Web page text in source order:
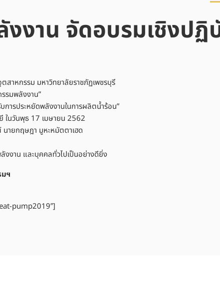
งงาน จัดอบรมเชิงปฏิ
สาหกรรม มหาวิทยาลัยราชภัฏเพชรบุรี
รมพลังงาน”
ารประหยัดพลังงานในการผลิตน้ำร้อน”
ในวันพุธ 17 เมษายน 2562
ายกฤษฎา มูหะหมัตตาเฮด
งงาน และบุคคลทั่วไปเป็นอย่างดียิ่ง
ฯ
pump2019″]